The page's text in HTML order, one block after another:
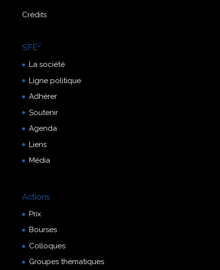
Crédits
SFE²
La société
Ligne politique
Adhérer
Soutenir
Agenda
Liens
Média
Actions
Prix
Bourses
Colloques
Groupes thématiques